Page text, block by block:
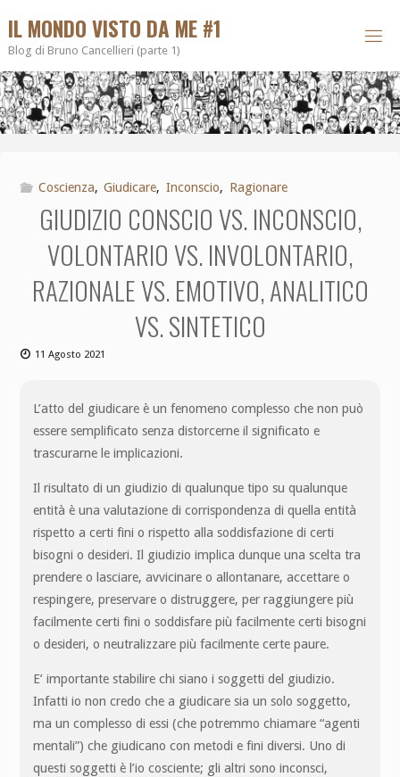
IL MONDO VISTO DA ME #1
Blog di Bruno Cancellieri (parte 1)
Coscienza, Giudicare, Inconscio, Ragionare
GIUDIZIO CONSCIO VS. INCONSCIO,
VOLONTARIO VS. INVOLONTARIO,
RAZIONALE VS. EMOTIVO, ANALITICO
VS. SINTETICO
11 Agosto 2021
L’atto del giudicare è un fenomeno complesso che non può
essere semplificato senza distorcerne il significato e
trascurarne le implicazioni.
Il risultato di un giudizio di qualunque tipo su qualunque
entità è una valutazione di corrispondenza di quella entità
rispetto a certi fini o rispetto alla soddisfazione di certi
bisogni o desideri. Il giudizio implica dunque una scelta tra
prendere o lasciare, avvicinare o allontanare, accettare o
respingere, preservare o distruggere, per raggiungere più
facilmente certi fini o soddisfare più facilmente certi bisogni
o desideri, o neutralizzare più facilmente certe paure.
E’ importante stabilire chi siano i soggetti del giudizio.
Infatti io non credo che a giudicare sia un solo soggetto,
ma un complesso di essi (che potremmo chiamare “agenti
mentali”) che giudicano con metodi e fini diversi. Uno di
questi soggetti è l’io cosciente; gli altri sono inconsci,